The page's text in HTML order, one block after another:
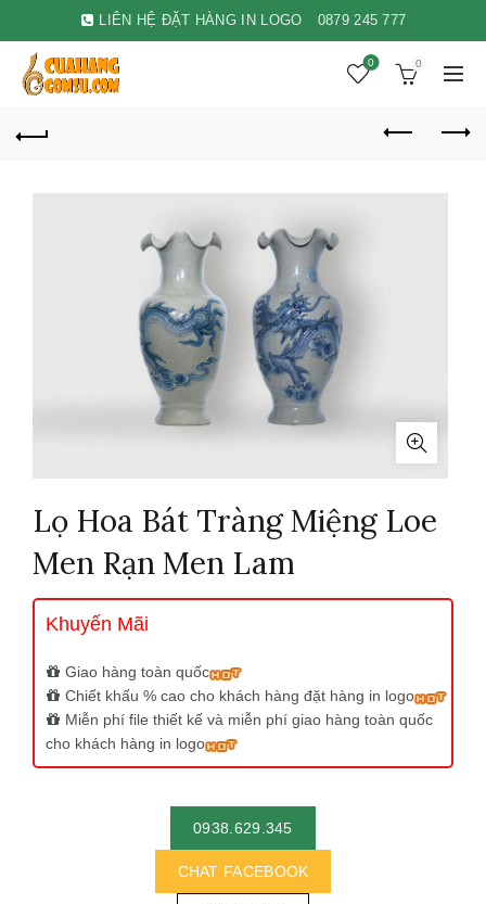
LIÊN HỆ ĐẶT HÀNG IN LOGO 0879 245 777
0 0
Lọ Hoa Bát Tràng Miệng Loe
Men Rạn Men Lam
Khuyến Mãi
Giao hàng toàn quốc
Chiết khấu % cao cho khách hàng đặt hàng in logo
Miễn phí file thiết kế và miễn phí giao hàng toàn quốc
cho khách hàng in logo
0938.629.345
CHAT FACEBOOK